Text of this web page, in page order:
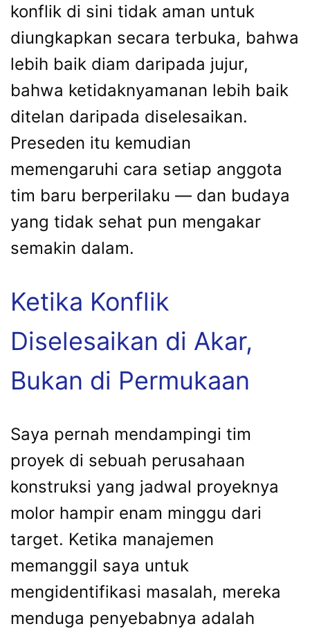
konflik di sini tidak aman untuk
diungkapkan secara terbuka, bahwa
lebih baik diam daripada jujur,
bahwa ketidaknyamanan lebih baik
ditelan daripada diselesaikan.
Preseden itu kemudian
memengaruhi cara setiap anggota
tim baru berperilaku — dan budaya
yang tidak sehat pun mengakar
semakin dalam.
Ketika Konflik
Diselesaikan di Akar,
Bukan di Permukaan
Saya pernah mendampingi tim
proyek di sebuah perusahaan
konstruksi yang jadwal proyeknya
molor hampir enam minggu dari
target. Ketika manajemen
memanggil saya untuk
mengidentifikasi masalah, mereka
menduga penyebabnya adalah